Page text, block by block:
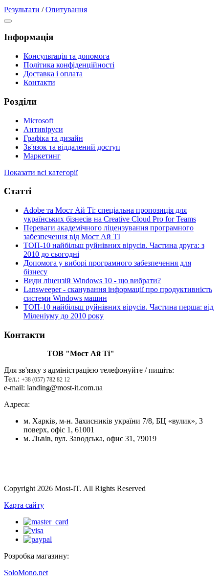
Результати /Опитування
Інформація
Консультація та допомога
Політика конфіденційності
Доставка і оплата
Контакти
Розділи
Microsoft
Антивіруси
Графіка та дизайн
Зв'язок та віддалений доступ
Маркетинг
Показати всі категорії
Статті
Adobe та Мост Ай Ті: спеціальна пропозиція для
українських бізнесів на Creative Cloud Pro for Teams
Переваги академічного ліцензування програмного
забезпечення від Мост Ай ТІ
ТОП-10 найбільш руйнівних вірусів. Частина друга: з
2010 до сьогодні
Допомога у виборі програмного забезпечення для
бізнесу
Види ліцензій Windows 10 - що вибрати?
Lansweeper - сканування інформації про продуктивність
системи Windows машин
ТОП-10 найбільш руйнівних вірусів. Частина перша: від
Міленіуму до 2010 року
Контакти
ТОВ "Мост Ай Ті"
Для зв'язку з адміністрацією телефонуйте / пишіть:
Тел.: +38 (057) 782 82 12
e-mail: landing@most-it.com.ua
Адреса:
м. Харків, м-н. Захисників україни 7/8, БЦ «вулик», 3
поверх, офіс 1, 61001
м. Львів, вул. Заводська, офис 31, 79019
Copyright 2026 Most-IT. All Rights Reserved
Карта сайту
Розробка магазину:
SoloMono.net